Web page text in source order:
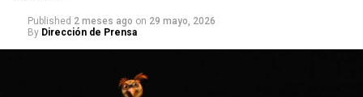
Published 2 meses ago on 29 mayo, 2026
By Dirección de Prensa